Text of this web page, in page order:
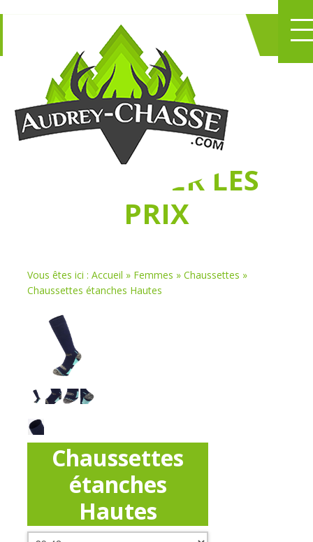
NE PERDEZ PLUS
DE TEMPS
CHASSER LES
PRIX
Vous êtes ici : Accueil » Femmes » Chaussettes »
Chaussettes étanches Hautes
Chaussettes
étanches
Hautes